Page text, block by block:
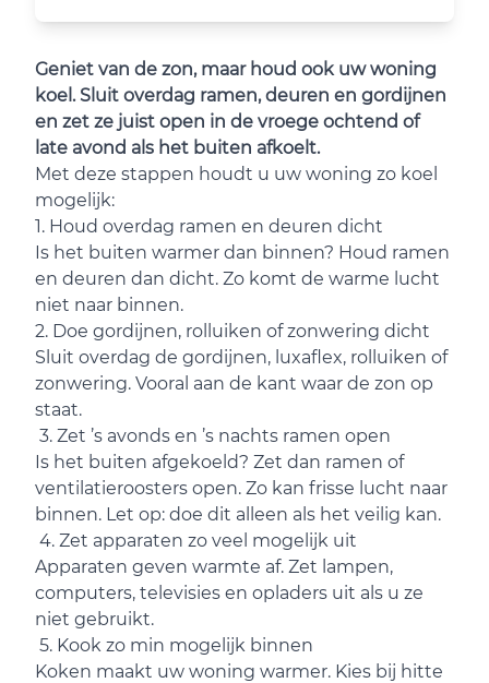
Geniet van de zon, maar houd ook uw woning
koel. Sluit overdag ramen, deuren en gordijnen
en zet ze juist open in de vroege ochtend of
late avond als het buiten afkoelt.
Met deze stappen houdt u uw woning zo koel
mogelijk:
1. Houd overdag ramen en deuren dicht
Is het buiten warmer dan binnen? Houd ramen
en deuren dan dicht. Zo komt de warme lucht
niet naar binnen.
2. Doe gordijnen, rolluiken of zonwering dicht
Sluit overdag de gordijnen, luxaflex, rolluiken of
zonwering. Vooral aan de kant waar de zon op
staat.
3. Zet ’s avonds en ’s nachts ramen open
Is het buiten afgekoeld? Zet dan ramen of
ventilatieroosters open. Zo kan frisse lucht naar
binnen. Let op: doe dit alleen als het veilig kan.
4. Zet apparaten zo veel mogelijk uit
Apparaten geven warmte af. Zet lampen,
computers, televisies en opladers uit als u ze
niet gebruikt.
5. Kook zo min mogelijk binnen
Koken maakt uw woning warmer. Kies bij hitte